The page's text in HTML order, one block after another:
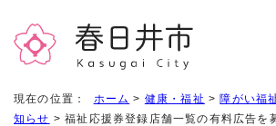
現在の位置： ホーム > 健康・福祉 >障がい福
知らせ > 福祉応援券登録店舗一覧の有料広告を